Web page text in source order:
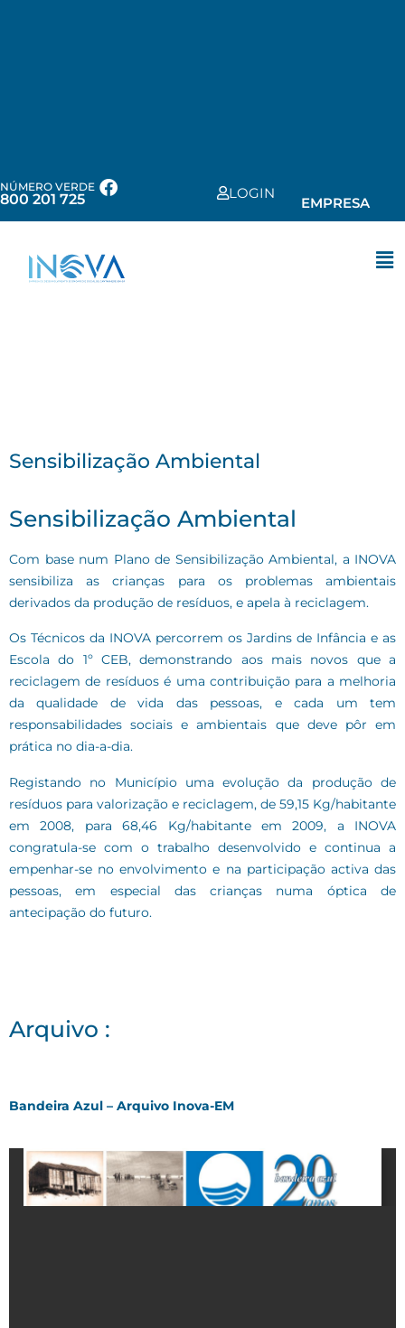
NÚMERO VERDE
800 201 725 LOGIN
EMPRESA
Sensibilização Ambiental
Sensibilização Ambiental
Com base num Plano de Sensibilização Ambiental, a INOVA
sensibiliza as crianças para os problemas ambientais
derivados da produção de resíduos, e apela à reciclagem.
Os Técnicos da INOVA percorrem os Jardins de Infância e as
Escola do 1º CEB, demonstrando aos mais novos que a
reciclagem de resíduos é uma contribuição para a melhoria
da qualidade de vida das pessoas, e cada um tem
responsabilidades sociais e ambientais que deve pôr em
prática no dia-a-dia.
Registando no Município uma evolução da produção de
resíduos para valorização e reciclagem, de 59,15 Kg/habitante
em 2008, para 68,46 Kg/habitante em 2009, a INOVA
congratula-se com o trabalho desenvolvido e continua a
empenhar-se no envolvimento e na participação activa das
pessoas, em especial das crianças numa óptica de
antecipação do futuro.
Arquivo :
Bandeira Azul – Arquivo Inova-EM